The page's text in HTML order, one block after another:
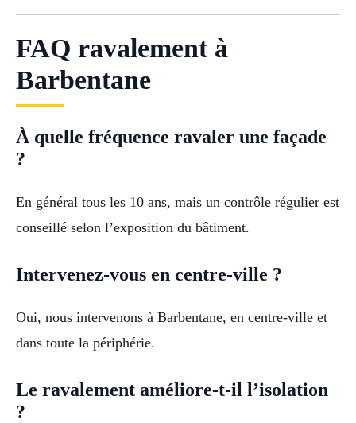
FAQ ravalement à
Barbentane
À quelle fréquence ravaler une façade
?
En général tous les 10 ans, mais un contrôle régulier est
conseillé selon l’exposition du bâtiment.
Intervenez-vous en centre-ville ?
Oui, nous intervenons à Barbentane, en centre-ville et
dans toute la périphérie.
Le ravalement améliore-t-il l’isolation
?